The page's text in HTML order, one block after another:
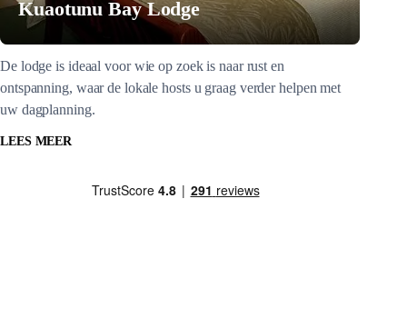
Kuaotunu Bay Lodge
De lodge is ideaal voor wie op zoek is naar rust en
ontspanning, waar de lokale hosts u graag verder helpen met
uw dagplanning.
LEES MEER